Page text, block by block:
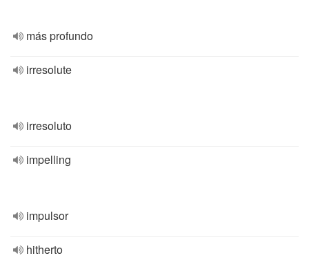
más profundo
irresolute
irresoluto
impelling
impulsor
hitherto